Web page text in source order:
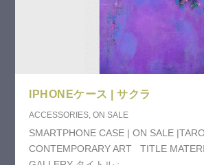
IPHONEケース | サクラ
ACCESSORIES,ON SALE
SMARTPHONE CASE | ON SALE
CONTEMPORARY ART TITLE